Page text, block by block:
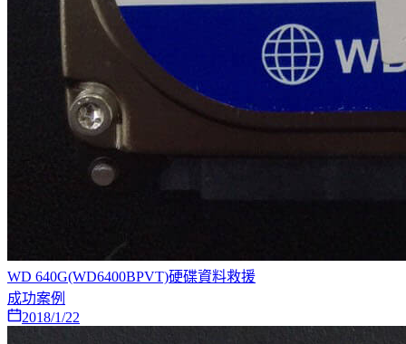
WD 640G(WD6400BPVT)硬碟資料救援
成功案例
2018/1/22